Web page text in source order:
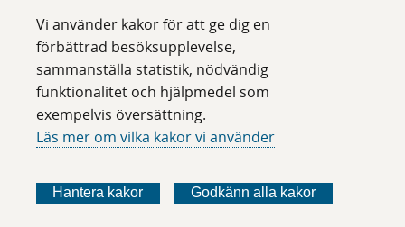
Vi använder kakor för att ge dig en
förbättrad besöksupplevelse,
sammanställa statistik, nödvändig
funktionalitet och hjälpmedel som
exempelvis översättning.
Läs mer om vilka kakor vi använder
Hantera kakor Godkänn alla kakor
Tillgänglighet
Om cookies
Följ oss i sociala medier
ö
l
ö
l
ö
l